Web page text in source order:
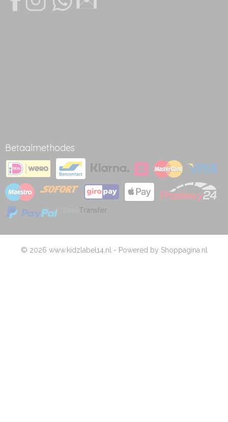
Betaalmethodes
© 2026 www.kidzlabel14.nl - Powered by Shoppagina.nl